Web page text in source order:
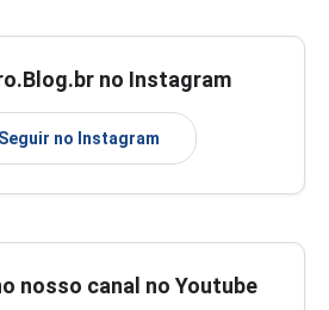
no Instagram
Seguir no Instagram
nosso canal no Youtube